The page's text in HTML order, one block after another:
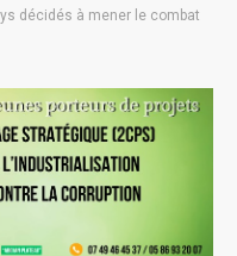
décidés à mener le combat